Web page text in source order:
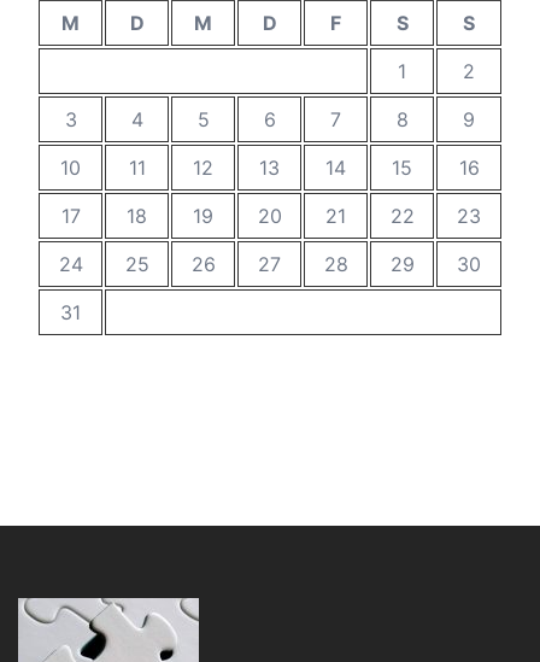
M D M D F S
S
1
2
3
4 5 6 7 8
9
10
11 12 13 14 15
16
17
18 19 20 21 22
23
24
25 26 27 28 29
30
31